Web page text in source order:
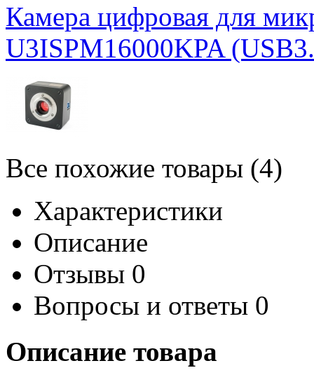
Камера цифровая для
U3ISPM16000KPA
Все похожие товары (4)
Характеристики
Описание
Отзывы 0
Вопросы и ответы 0
Описание товара